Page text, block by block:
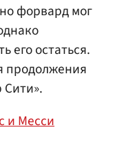
форвард мог
его остаться.
продолжения
и Месси